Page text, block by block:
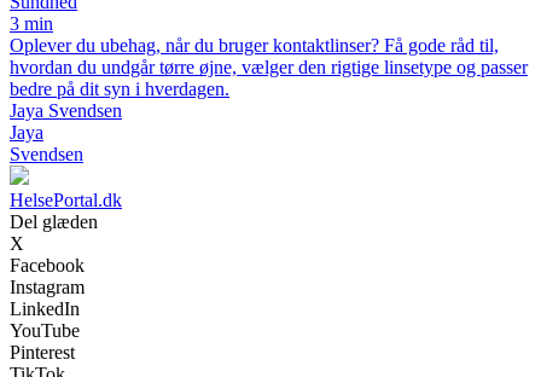
3 min
Oplever du ubehag, når du bruger kontaktlinser? Få gode råd til,
hvordan du undgår tørre øjne, vælger den rigtige linsetype og passer
bedre på dit syn i hverdagen.
Jaya Svendsen
Jaya
Svendsen
HelsePortal.dk
Del glæden
X
Facebook
Instagram
LinkedIn
YouTube
Pinterest